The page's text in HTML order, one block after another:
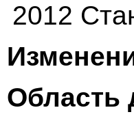
2012
Область